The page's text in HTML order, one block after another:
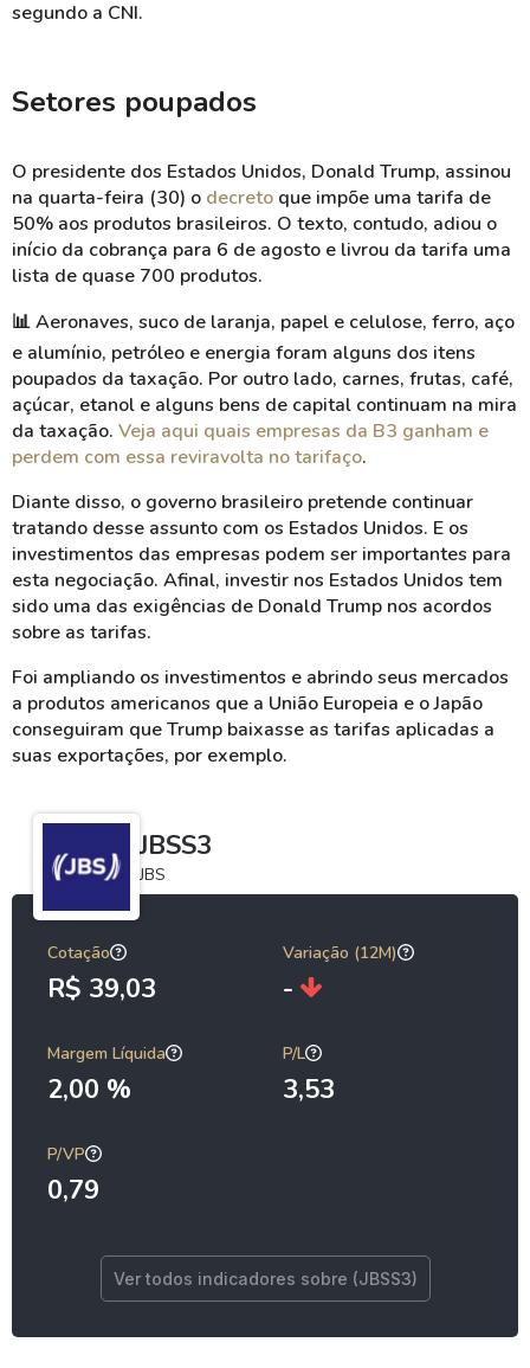
segundo a CNI.
Setores poupados
O presidente dos Estados Unidos, Donald Trump, assinou
na quarta-feira (30) o decreto que impõe uma tarifa de
50% aos produtos brasileiros. O texto, contudo, adiou o
início da cobrança para 6 de agosto e livrou da tarifa uma
lista de quase 700 produtos.
📊Aeronaves, suco de laranja, papel e celulose, ferro, aço
e alumínio, petróleo e energia foram alguns dos itens
poupados da taxação. Por outro lado, carnes, frutas, café,
açúcar, etanol e alguns bens de capital continuam na mira
da taxação. Veja aqui quais empresas da B3 ganham e
perdem com essa reviravolta no tarifaço.
Diante disso, o governo brasileiro pretende continuar
tratando desse assunto com os Estados Unidos. E os
investimentos das empresas podem ser importantes para
esta negociação. Afinal, investir nos Estados Unidos tem
sido uma das exigências de Donald Trump nos acordos
sobre as tarifas.
Foi ampliando os investimentos e abrindo seus mercados
a produtos americanos que a União Europeia e o Japão
conseguiram que Trump baixasse as tarifas aplicadas a
suas exportações, por exemplo.
JBSS3
JBS
Cotação
R$ 39,03
Variação (12M)
-
Margem Líquida
2,00 %
P/L
3,53
P/VP
0,79
Ver todos indicadores sobre (JBSS3)